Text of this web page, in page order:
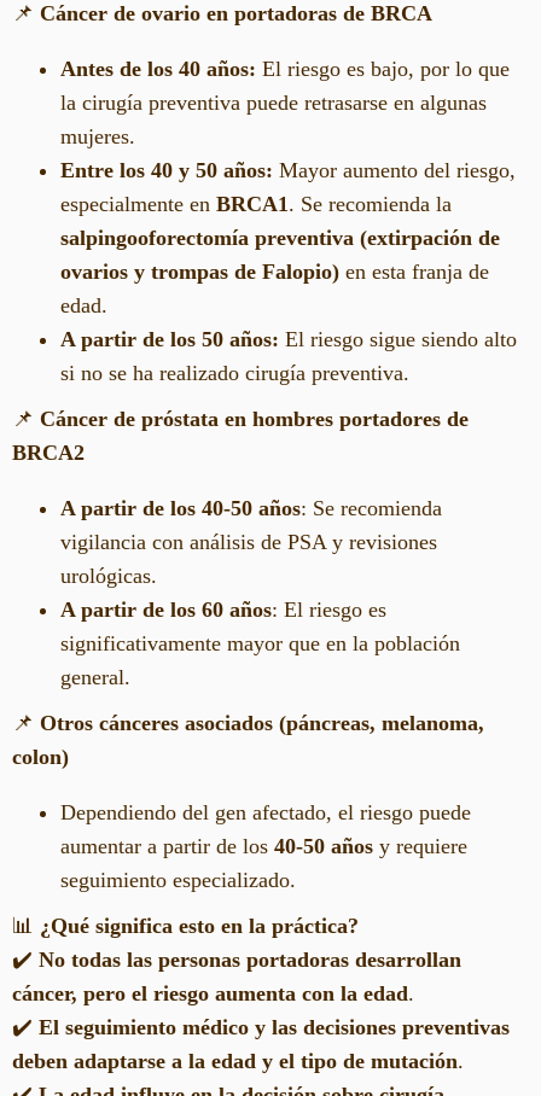
📌 Cáncer de ovario en portadoras de BRCA
Antes de los 40 años: El riesgo es bajo, por lo que
la cirugía preventiva puede retrasarse en algunas
mujeres.
Entre los 40 y 50 años: Mayor aumento del riesgo,
especialmente en BRCA1. Se recomienda la
salpingooforectomía preventiva (extirpación de
ovarios y trompas de Falopio) en esta franja de
edad.
A partir de los 50 años: El riesgo sigue siendo alto
si no se ha realizado cirugía preventiva.
📌 Cáncer de próstata en hombres portadores de
BRCA2
A partir de los 40-50 años: Se recomienda
vigilancia con análisis de PSA y revisiones
urológicas.
A partir de los 60 años: El riesgo es
significativamente mayor que en la población
general.
📌 Otros cánceres asociados (páncreas, melanoma,
colon)
Dependiendo del gen afectado, el riesgo puede
aumentar a partir de los 40-50 años y requiere
seguimiento especializado.
📊 ¿Qué significa esto en la práctica?
✔️ No todas las personas portadoras desarrollan
cáncer, pero el riesgo aumenta con la edad.
✔️ El seguimiento médico y las decisiones preventivas
deben adaptarse a la edad y el tipo de mutación.